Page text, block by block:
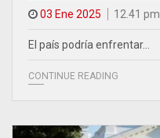
03 Ene 2025 12.41 pm
El país podría enfrentar…
CONTINUE READING